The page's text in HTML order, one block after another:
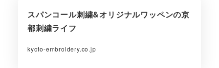
スパンコール刺繍&オリジナルワッペンの京
都刺繍ライフ
kyoto-embroidery.co.jp